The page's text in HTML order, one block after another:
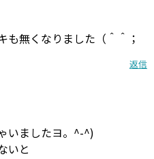
も無くなりました（＾＾；
返信
いましたヨ。^-^)
いと